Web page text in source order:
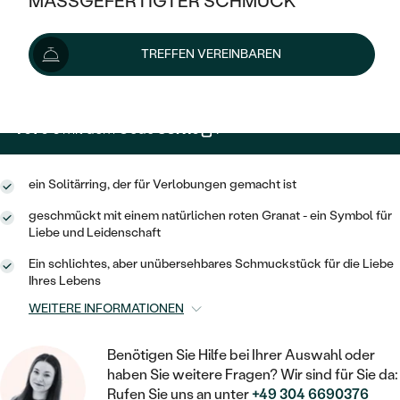
KLASSISCH
MEMOIRE
V-FORM
VINTAGE
AUSSERGEWÖHNLICHE
GEHÄMMERTE
VON HAND GRAVIERTE
MIT MEHREREN DIAMANTEN
HALO
VINTAGE
AUSSERGEWÖHNLICH
DIAMANTEN ZUM EINFASSEN
AUSVERKAUF
WENN SCHMUCK HILFT
NACH TYP
RINGE
ANHÄNGER / KETTEN
ARMBÄNDER
SCHMUCKSET
HERRENSCHMUCK
PLATIN
OHRSTECKER
CREOLEN
MINIMALISTISCHE
OHRHÄNGER
HERZ
GOLD
SILBER
SOLITÄR
ZUR GEBURT EINES KINDES
PERSONALISIERT
MINIMALISTISCH
AUSVERKAUF
GOLD
SILBER
PLATIN
NACH STYL
MEMOIRE
MINIMALISTISCHE
TREFFEN VEREINBAREN
1 189 €
Wir liefern den Schmuck innerhalb von 3 - 4 Wochen.
Lieferoptionen
1 070 €mit dem CodeSUN10 .
ein Solitärring, der für Verlobungen gemacht ist
geschmückt mit einem natürlichen roten Granat - ein Symbol für
Liebe und Leidenschaft
Ein schlichtes, aber unübersehbares Schmuckstück für die Liebe
Ihres Lebens
WEITERE INFORMATIONEN
Benötigen Sie Hilfe bei Ihrer Auswahl oder
haben Sie weitere Fragen? Wir sind für Sie da:
Rufen Sie uns an unter+49 304 6690376